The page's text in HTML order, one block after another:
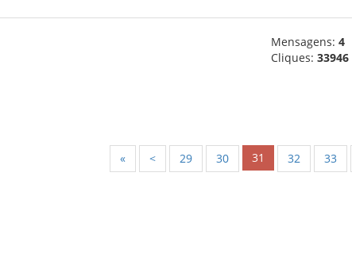
Mensagens: 4
Cliques: 33946
« < 29 30 31 32 33